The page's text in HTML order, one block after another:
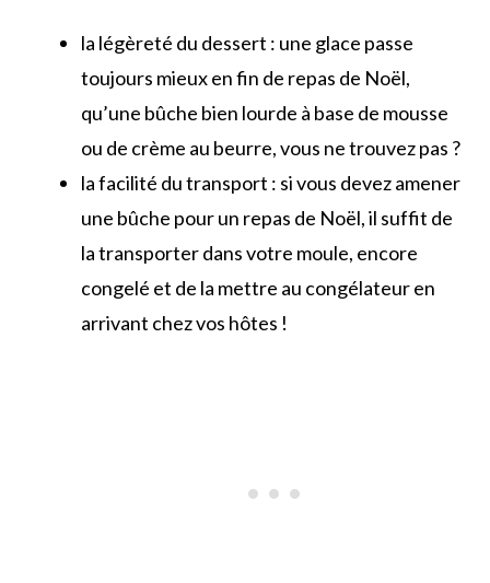
la légèreté du dessert : une glace passe
toujours mieux en fin de repas de Noël,
qu’une bûche bien lourde à base de mousse
ou de crème au beurre, vous ne trouvez pas ?
la facilité du transport : si vous devez amener
une bûche pour un repas de Noël, il suffit de
la transporter dans votre moule, encore
congelé et de la mettre au congélateur en
arrivant chez vos hôtes !